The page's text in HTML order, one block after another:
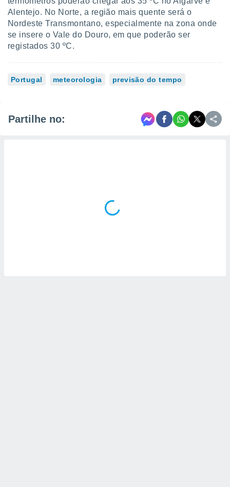
Alentejo. No Norte, a região mais quente será o
Nordeste Transmontano, especialmente na zona onde
se insere o Vale do Douro, em que poderão ser
registados 30 ºC.
Portugal meteorologia previsão do tempo
Partilhe no: